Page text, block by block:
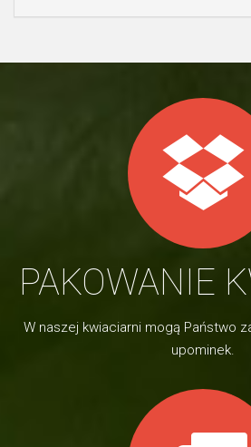
PAKOWANIE
W naszej kwiaciarni mogą Państwo
upominek.